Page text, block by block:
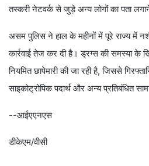
तस्करी नेटवर्क से जुड़े अन्य लोगों का पता
असम पुलिस ने हाल के महीनों में पूरे राज्य में
कार्रवाई तेज कर दी है। ड्रग्स की समस्या
नियमित छापेमारी की जा रही है, जिससे
साइकोट्रोपिक पदार्थ और अन्य प्रतिबंधित
--आईएएनएस
डीकेएम/वीसी